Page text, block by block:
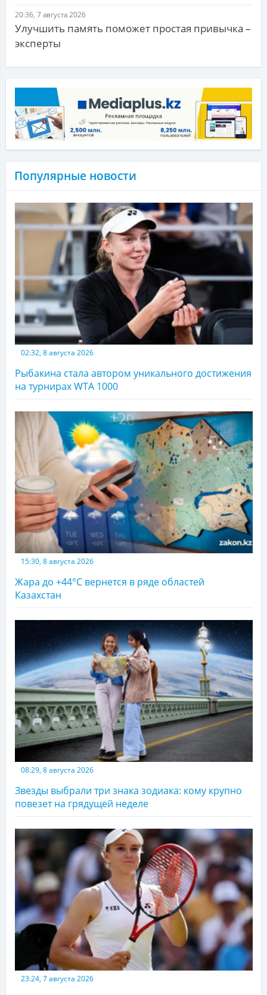
20:36, 7 августа 2026
Улучшить память поможет простая привычка –
эксперты
Популярные новости
02:32, 8 августа 2026
Рыбакина стала автором уникального достижения
на турнирах WTA 1000
15:30, 8 августа 2026
Жара до +44°С вернется в ряде областей
Казахстан
08:29, 8 августа 2026
Звезды выбрали три знака зодиака: кому крупно
повезет на грядущей неделе
23:24, 7 августа 2026